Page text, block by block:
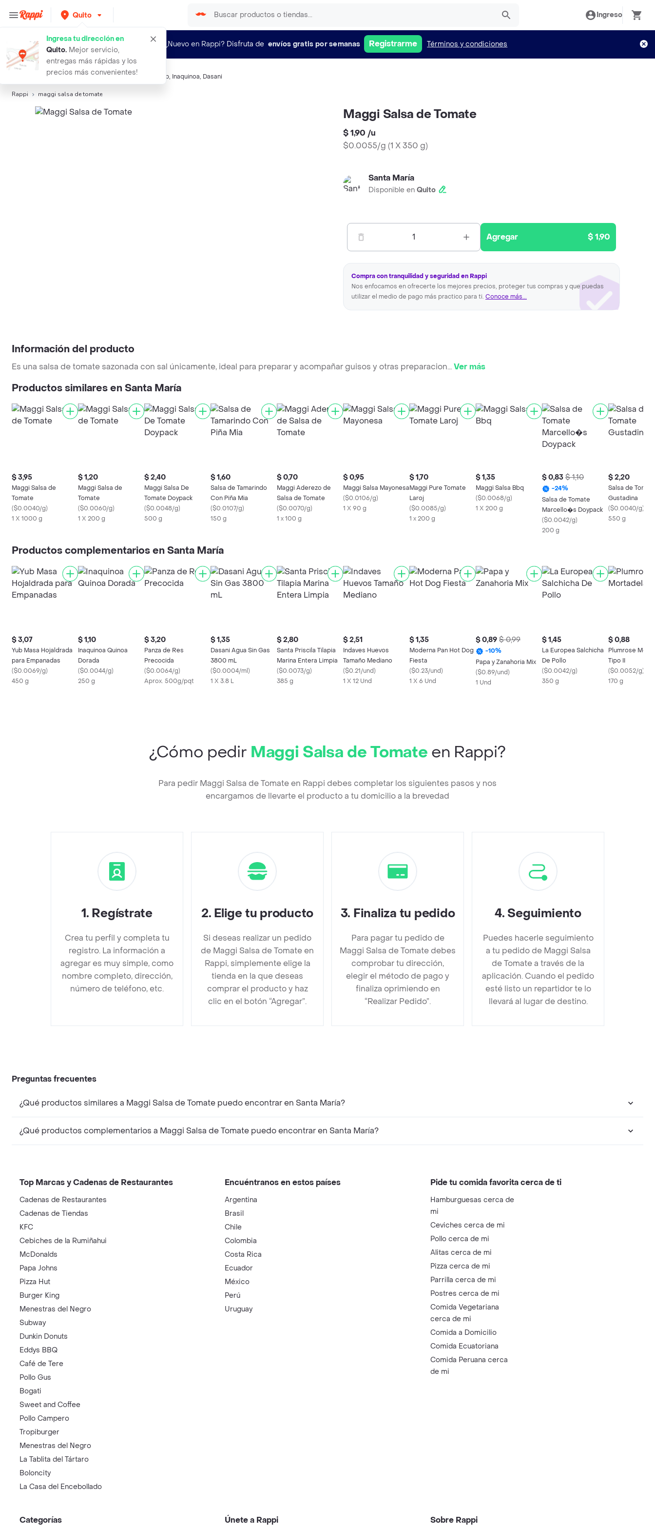
Quito
Ingresa tu dirección en
Quito. Mejor servicio,
entregas más rápidas y los
precios más convenientes!
Ingreso
¿Nuevo en Rappi? Disfruta de envíos gratis por semanas Registrarme Términos y condiciones
Búsquedas relacionadas: Salsa de tomate, Yub, Inaquinoa, Dasani
Rappi maggi salsa de tomate
Maggi Salsa de Tomate
$ 1,90 /u
$0.0055/g (1 X 350 g)
Santa María
Disponible en Quito
1 Agregar $ 1,90
Compra con tranquilidad y seguridad en Rappi
Nos enfocamos en ofrecerte los mejores precios, proteger tus compras y que puedas
utilizar el medio de pago más practico para ti. Conoce más...
Información del producto
Es una salsa de tomate sazonada con sal únicamente, ideal para preparar y acompañar guisos y otras preparacion...Ver más
Productos similares en Santa María
$ 3,95
Maggi Salsa de
Tomate
($0.0040/g)
1 X 1000 g
$ 1,20
Maggi Salsa de
Tomate
($0.0060/g)
1 X 200 g
$ 2,40
Maggi Salsa De
Tomate Doypack
($0.0048/g)
500 g
$ 1,60
Salsa de Tamarindo
Con Piña Mia
($0.0107/g)
150 g
$ 0,70
Maggi Aderezo de
Salsa de Tomate
($0.0070/g)
1 x 100 g
$ 0,95
Maggi Salsa Mayonesa
($0.0106/g)
1 X 90 g
$ 1,70
Maggi Pure Tomate
Laroj
($0.0085/g)
1 x 200 g
$ 1,35
Maggi Salsa Bbq
($0.0068/g)
1 X 200 g
$ 0,83 $ 1,10
-24%
Salsa de Tomate
Marcello�s Doypack
($0.0042/g)
200 g
$ 2,20
Salsa de
Gustadina
($0.0040/g)
550 g
Productos complementarios en Santa María
$ 3,07
Yub Masa Hojaldrada
para Empanadas
($0.0069/g)
450 g
$ 1,10
Inaquinoa Quinoa
Dorada
($0.0044/g)
250 g
$ 3,20
Panza de Res
Precocida
($0.0064/g)
Aprox. 500g/pqt
$ 1,35
Dasani Agua Sin Gas
3800 mL
($0.0004/ml)
1 X 3.8 L
$ 2,80
Santa Priscila Tilapia
Marina Entera Limpia
($0.0073/g)
385 g
$ 2,51
Indaves Huevos
Tamaño Mediano
($0.21/und)
1 X 12 Und
$ 1,35
Moderna Pan Hot Dog
Fiesta
($0.23/und)
1 X 6 Und
$ 0,89 $ 0,99
-10%
Papa y Zanahoria Mix
($0.89/und)
1 Und
$ 1,45
La Europea Salchicha
De Pollo
($0.0042/g)
350 g
$ 0,88
Plumrose
Tipo II
($0.0052/g)
170 g
¿Cómo pedir Maggi Salsa de Tomate en Rappi?
Para pedir Maggi Salsa de Tomate en Rappi debes completar los siguientes pasos y nos
encargamos de llevarte el producto a tu domicilio a la brevedad
1. Regístrate
Crea tu perfil y completa tu
registro. La información a
agregar es muy simple, como
nombre completo, dirección,
número de teléfono, etc.
2. Elige tu producto
Si deseas realizar un pedido
de Maggi Salsa de Tomate en
Rappi, simplemente elige la
tienda en la que deseas
comprar el producto y haz
clic en el botón “Agregar”.
3. Finaliza tu pedido
Para pagar tu pedido de
Maggi Salsa de Tomate debes
comprobar tu dirección,
elegir el método de pago y
finaliza oprimiendo en
“Realizar Pedido”.
4. Seguimiento
Puedes hacerle seguimiento
a tu pedido de Maggi Salsa
de Tomate a través de la
aplicación. Cuando el pedido
esté listo un repartidor te lo
llevará al lugar de destino.
Preguntas frecuentes
¿Qué productos similares a Maggi Salsa de Tomate puedo encontrar en Santa María?
¿Qué productos complementarios a Maggi Salsa de Tomate puedo encontrar en Santa María?
Top Marcas y Cadenas de Restaurantes
Cadenas de Restaurantes
Cadenas de Tiendas
KFC
Cebiches de la Rumiñahui
McDonalds
Papa Johns
Pizza Hut
Burger King
Menestras del Negro
Subway
Dunkin Donuts
Eddys BBQ
Café de Tere
Pollo Gus
Bogati
Sweet and Coffee
Pollo Campero
Tropiburger
Menestras del Negro
La Tablita del Tártaro
Boloncity
La Casa del Encebollado
Encuéntranos en estos países
Argentina
Brasil
Chile
Colombia
Costa Rica
Ecuador
México
Perú
Uruguay
Pide tu comida favorita cerca de ti
Hamburguesas cerca de
mi
Ceviches cerca de mi
Pollo cerca de mi
Alitas cerca de mi
Pizza cerca de mi
Parrilla cerca de mi
Postres cerca de mi
Comida Vegetariana
cerca de mi
Comida a Domicilio
Comida Ecuatoriana
Comida Peruana cerca
de mi
Categorías Únete a Rappi Sobre Rappi